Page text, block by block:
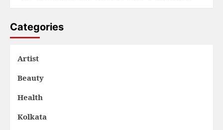
Categories
Artist
Beauty
Health
Kolkata